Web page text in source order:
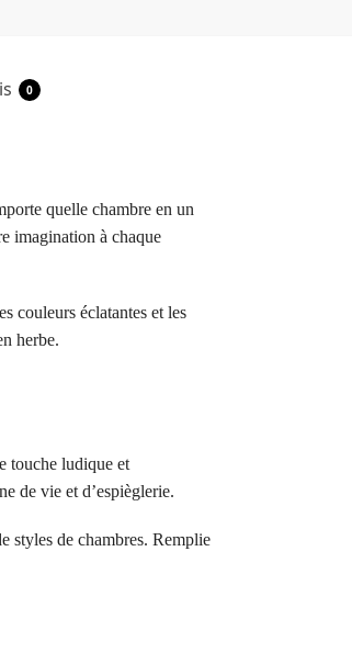
0
quelle chambre en un
imagination à chaque
couleurs éclatantes et les
herbe.
touche ludique et
de vie et d’espièglerie.
styles de chambres. Remplie